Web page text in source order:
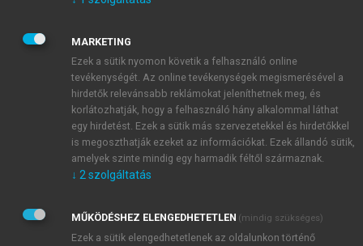
JELSZÓ
JELSZÓ ÚJRA
Kérek értesítést a MeRSZ újdonságairól, akcióiról.
Kérek értesítést az Akadémiai Kiadó Zrt. újdonságairól,
Adatkezelési tájékoztatóbanfoglaltakat tudomásul
veszem és elfogadom.
MARKETING
Ezek a sütik nyomon követik a felhasználó online
tevékenységét. Az online tevékenységek megismerésével a
hirdetők relevánsabb reklámokat jeleníthetnek meg, és
korlátozhatják, hogy a felhasználó hány alkalommal láthat
egy hirdetést. Ezek a sütik más szervezetekkel és hirdetőkkel
is megoszthatják ezeket az információkat. Ezek állandó sütik,
amelyek szinte mindig egy harmadik féltől származnak.
↓ 2 szolgáltatás
MŰKÖDÉSHEZ ELENGEDHETETLEN (mindig szükséges)
Ezek a sütik elengedhetetlenek az oldalunkon történő